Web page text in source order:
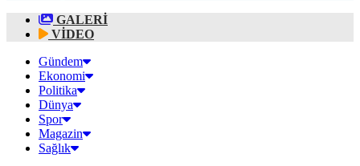
GALERİ
VİDEO
Gündem
Ekonomi
Politika
Dünya
Spor
Magazin
Sağlık